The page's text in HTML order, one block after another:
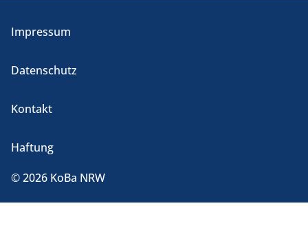
Impressum
Datenschutz
Kontakt
Haftung
© 2026 KoBa NRW